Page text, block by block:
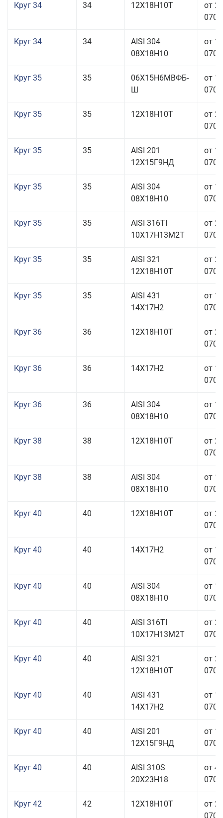
Круг 34 34 12Х18Н10Т
от
Круг 34 34
AISI 304
08Х18Н10
от
Круг 35 35
06Х15Н6МВФБ-
Ш
от
Круг 35 35 12Х18Н10Т
от
Круг 35 35
AISI 201
12Х15Г9НД
от
Круг 35 35
AISI 304
08Х18Н10
от
Круг 35 35
AISI 316TI
10Х17Н13М2Т
от
Круг 35 35
AISI 321
12Х18Н10Т
от
Круг 35 35
AISI 431
14Х17Н2
от
Круг 36 36 12Х18Н10Т
от
Круг 36 36 14Х17Н2
от
Круг 36 36
AISI 304
08Х18Н10
от
Круг 38 38 12Х18Н10Т
от
Круг 38 38
AISI 304
08Х18Н10
от
Круг 40 40 12Х18Н10Т
от
Круг 40 40 14Х17Н2
от
Круг 40 40
AISI 304
08Х18Н10
от
Круг 40 40
AISI 316TI
10Х17Н13М2Т
от
Круг 40 40
AISI 321
12Х18Н10Т
от
Круг 40 40
AISI 431
14Х17Н2
от
Круг 40 40
AISI 201
12Х15Г9НД
от
Круг 40 40
AISI 310S
20Х23Н18
от
Круг 42 42 12Х18Н10Т
от